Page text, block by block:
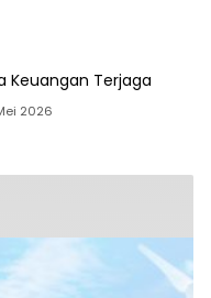
Keuangan Terjaga
2026